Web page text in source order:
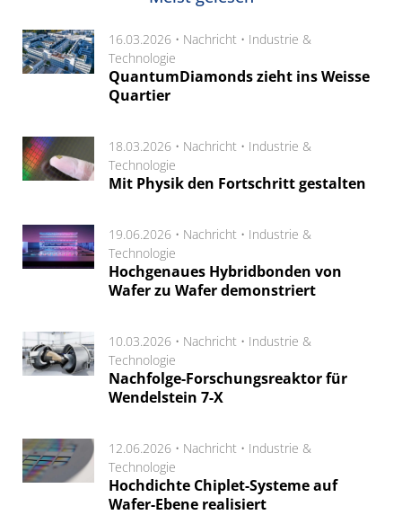
16.03.2026 • Nachricht • Industrie &
Technologie
QuantumDiamonds zieht ins Weisse
Quartier
18.03.2026 • Nachricht • Industrie &
Technologie
Mit Physik den Fortschritt gestalten
19.06.2026 • Nachricht • Industrie &
Technologie
Hochgenaues Hybridbonden von
Wafer zu Wafer demonstriert
10.03.2026 • Nachricht • Industrie &
Technologie
Nachfolge-Forschungsreaktor für
Wendelstein 7-X
12.06.2026 • Nachricht • Industrie &
Technologie
Hochdichte Chiplet-Systeme auf
Wafer-Ebene realisiert